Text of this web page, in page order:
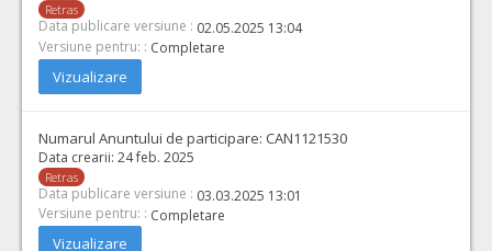
Retras
Data publicare versiune : 02.05.2025 13:04
Versiune pentru: : Completare
Vizualizare
Numarul Anuntului de participare: CAN1121530
Data crearii: 24 feb. 2025
Retras
Data publicare versiune : 03.03.2025 13:01
Versiune pentru: : Completare
Vizualizare